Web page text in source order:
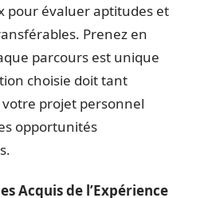
pour évaluer aptitudes et
Prenez en
parcours est unique
choisie doit tant
projet personnel
opportunités
Acquis de l’Expérience